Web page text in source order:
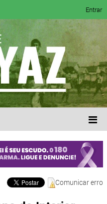
Entrar
Comunicar erro